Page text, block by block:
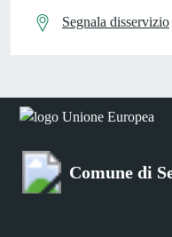
Segnala disservizio
Comune di